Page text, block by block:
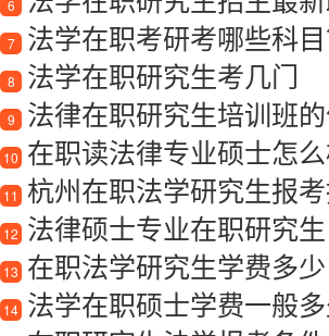
6
7 法学在职考研考哪些科
8 法学在职研究生考几门
9 法律在职研究生培训班
10 在职读法律专业硕士怎
11 杭州在职法学研究生报考指
12 法律硕士专业在职研究生
13 在职法学研究生学费多少
14 法学在职硕士学费一般